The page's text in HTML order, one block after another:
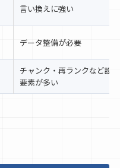
言い換えに強い
データ整備が必要
チャンク・再ランクなど設計
要素が多い